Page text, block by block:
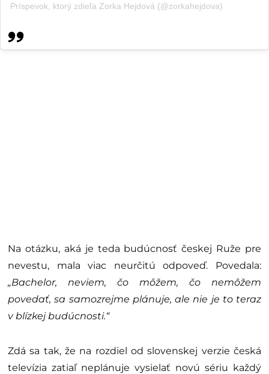
Príspevok, ktorý zdieľa Zorka Hejdová (@zorkahejdova)
Na otázku, aká je teda budúcnosť českej Ruže pre
nevestu, mala viac neurčitú odpoveď. Povedala:
„Bachelor, neviem, čo môžem, čo nemôžem
povedať, sa samozrejme plánuje, ale nie je to teraz
v blízkej budúcnosti.“
Zdá sa tak, že na rozdiel od slovenskej verzie česká
televízia zatiaľ neplánuje vysielať novú sériu každý